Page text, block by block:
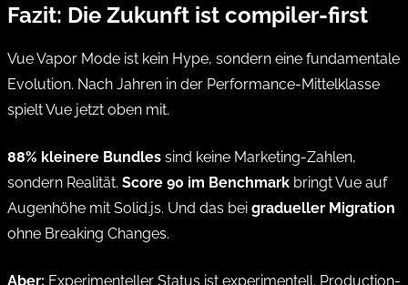
Fazit: Die Zukunft ist compiler-first
Vue Vapor Mode ist kein Hype, sondern eine fundamentale
Evolution. Nach Jahren in der Performance-Mittelklasse
spielt Vue jetzt oben mit.
88% kleinere Bundles sind keine Marketing-Zahlen,
sondern Realität. Score 90 im Benchmark bringt Vue auf
Augenhöhe mit Solid.js. Und das bei gradueller Migration
ohne Breaking Changes.
Aber: Experimenteller Status ist experimentell. Production-